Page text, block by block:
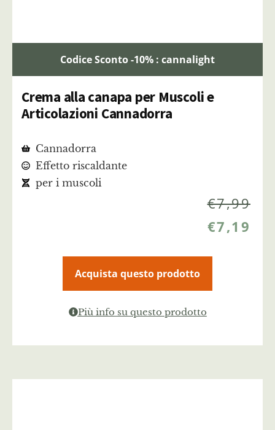
Codice Sconto -10% : cannalight
Crema alla canapa per Muscoli e
Articolazioni Cannadorra
Cannadorra
Effetto riscaldante
per i muscoli
€7,99
€7,19
Acquista questo prodotto
Più info su questo prodotto